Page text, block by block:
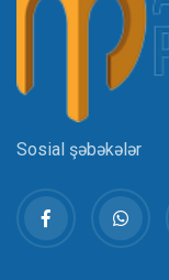
Sosial şəbəkələr